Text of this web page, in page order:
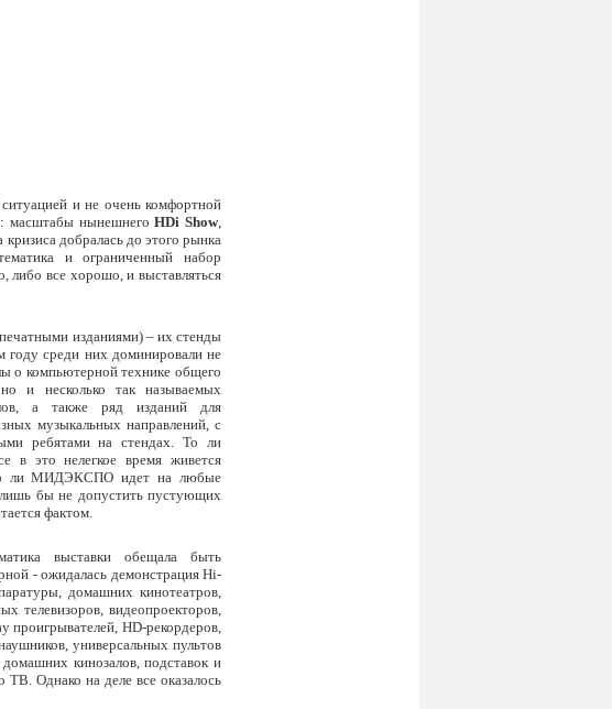
и не очень комфортной
масштабы нынешнегоHDi Show,
кризиса добралась до этого рынка
и ограниченный набор
либо все хорошо, и выставляться
изданиями) – их стенды
году среди них доминировали не
о компьютерной технике общего
но и несколько так называемых
а также ряд изданий для
музыкальных направлений, с
ребятами на стендах. То ли
в это нелегкое время живется
ли МИДЭКСПО идет на любые
бы не допустить пустующих
фактом.
выставки обещала быть
- ожидалась демонстрация Hi-
домашних кинотеатров,
телевизоров, видеопроекторов,
проигрывателей, HD-рекордеров,
универсальных пультов
кинозалов, подставок и
ТВ. Однако на деле все оказалось